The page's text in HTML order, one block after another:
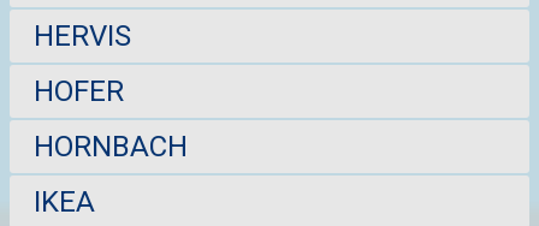
HERVIS
HOFER
HORNBACH
IKEA